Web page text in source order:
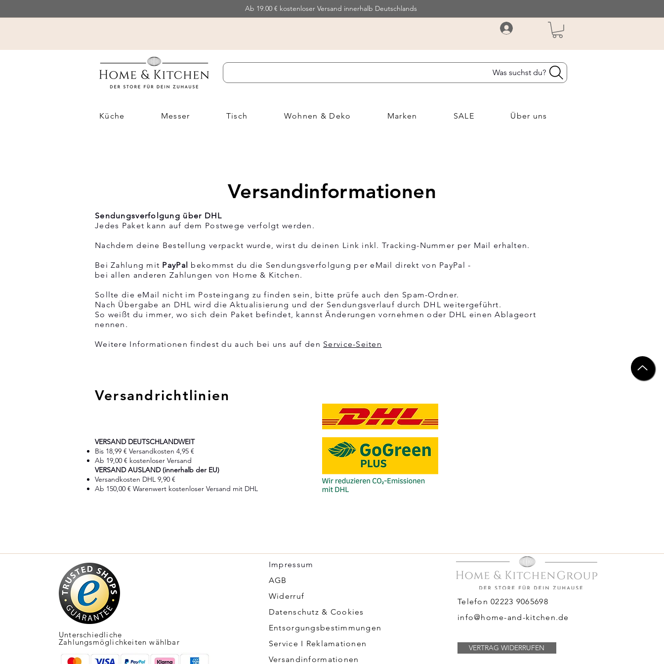
Ab 19.00 € kostenloser Versand innerhalb Deutschlands
Was suchst du?
Küche Messer Tisch Wohnen & Deko Marken SALE Über uns
Versandinformationen
Sendungsverfolgung über DHL
Jedes Paket kann auf dem Postwege verfolgt werden.
Nachdem deine Bestellung verpackt wurde, wirst du deinen Link inkl. Tracking-Nummer per Mail erhalten.
Bei Zahlung mit PayPal bekommst du die Sendungsverfolgung per eMail direkt von PayPal -
bei allen anderen Zahlungen von Home & Kitchen.
Sollte die eMail nicht im Posteingang zu finden sein, bitte prüfe auch den Spam-Ordner.
Nach Übergabe an DHL wird die Aktualisierung und der Sendungsverlauf durch DHL weitergeführt.
So weißt du immer, wo sich dein Paket befindet, kannst Änderungen vornehmen oder DHL einen Ablageort
nennen.
Weitere Informationen findest du auch bei uns auf den Service-Seiten
Versandrichtlinien
VERSAND DEUTSCHLANDWEIT
Bis 18,99 € Versandkosten 4,95 €
Ab 19,00 € kostenloser Versand
VERSAND AUSLAND (innerhalb der EU)
Versandkosten DHL 9,90 €
Ab 150,00 € Warenwert kostenloser Versand mit DHL
Unterschiedliche
Zahlungsmöglichkeiten wählbar
Impressum
​AGB
Widerruf
Datenschutz & Cookies
Entsorgungsbestimmungen
Service I Reklamationen
Versandinformationen
Telefon 02223 9065698
info@home-and-kitchen.de
VERTRAG WIDERRUFEN